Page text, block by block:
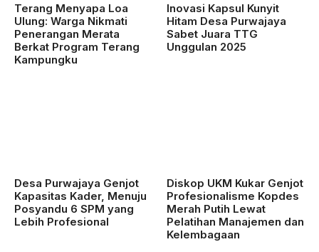
Terang Menyapa Loa
Ulung: Warga Nikmati
Penerangan Merata
Berkat Program Terang
Kampungku
Inovasi Kapsul Kunyit
Hitam Desa Purwajaya
Sabet Juara TTG
Unggulan 2025
Desa Purwajaya Genjot
Kapasitas Kader, Menuju
Posyandu 6 SPM yang
Lebih Profesional
Diskop UKM Kukar Genjot
Profesionalisme Kopdes
Merah Putih Lewat
Pelatihan Manajemen dan
Kelembagaan